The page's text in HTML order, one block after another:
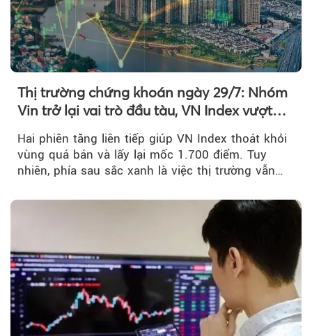
Thị trường chứng khoán ngày 29/7: Nhóm
Vin trở lại vai trò đầu tàu, VN Index vượt
Hai phiên tăng liên tiếp giúp VN Index thoát khỏi
vùng quá bán và lấy lại mốc 1.700 điểm. Tuy
nhiên, phía sau sắc xanh là việc thị trường vẫn
tiền vẫn chưa thực sự trở lại.